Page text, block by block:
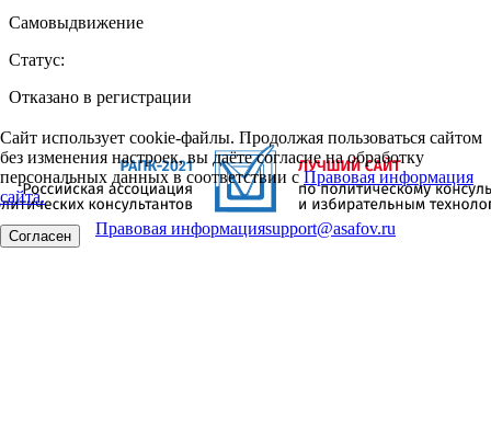
Самовыдвижение
Статус:
Отказано в регистрации
Сайт использует cookie-файлы. Продолжая пользоваться сайтом
без изменения настроек, вы даёте согласие на обработку
персональных данных в соответствии сПравовая информация
сайта.
Согласен Правовая информацияsupport@asafov.ru